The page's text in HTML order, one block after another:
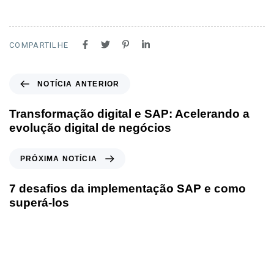
COMPARTILHE
NOTÍCIA ANTERIOR
Transformação digital e SAP: Acelerando a
evolução digital de negócios
PRÓXIMA NOTÍCIA
7 desafios da implementação SAP e como
superá-los